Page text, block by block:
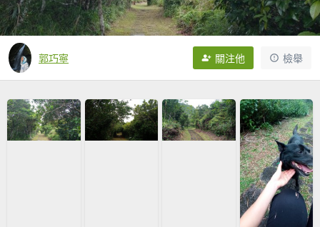
郭巧寧 關注他 檢舉